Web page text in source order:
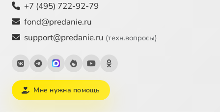
+7 (495) 722-92-79
fond@predanie.ru
support@predanie.ru (техн.вопросы)
Мне нужна помощь